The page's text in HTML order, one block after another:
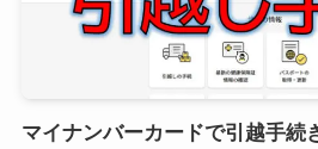
マイナンバーカードで引越手続